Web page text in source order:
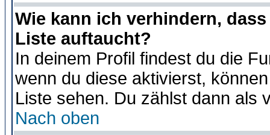
Wie kann ich verhindern,
Liste auftaucht?
In deinem Profil findest du die
wenn du diese aktivierst,
Liste sehen. Du zählst dann als
Nach oben